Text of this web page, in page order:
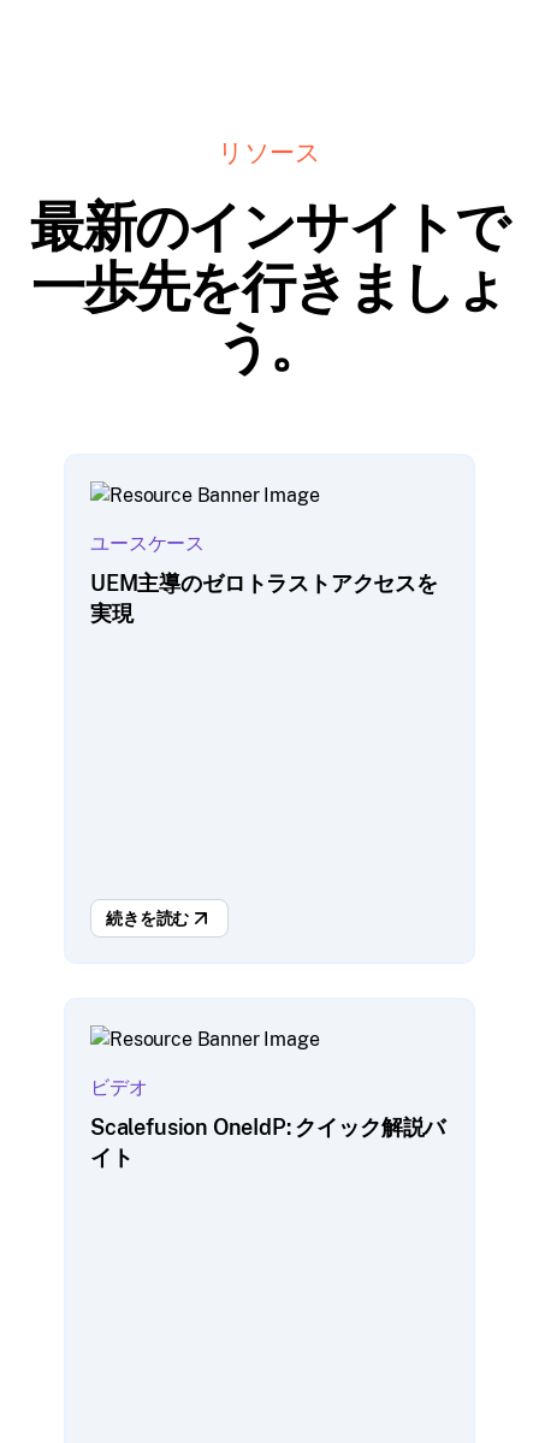
リソース
最新のインサイトで
一歩先を行きましょ
う。
ユースケース
UEM主導のゼロトラストアクセスを
実現
続きを読む
ビデオ
Scalefusion OneIdP: クイック解説バ
イト